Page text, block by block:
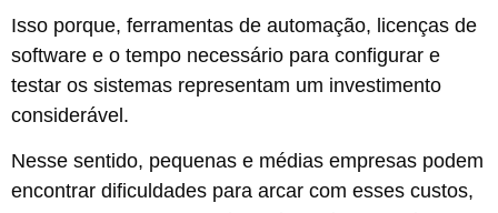
Isso porque, ferramentas de automação, licenças de
software e o tempo necessário para configurar e
testar os sistemas representam um investimento
considerável.
Nesse sentido, pequenas e médias empresas podem
encontrar dificuldades para arcar com esses custos,